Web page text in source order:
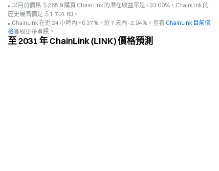
以目前價格 ＄265.9 購買 ChainLink 的潛在收益率是 +33.00%，ChainLink 的
歷史最高價是 ＄1,701.63。
ChainLink 在近 24 小時內 +0.37%，近 7 天內 -2.94%。查看 ChainLink 目前價
格獲取更多資訊。
至 2031 年 ChainLink (LINK) 價格預測